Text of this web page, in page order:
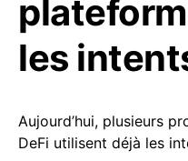
les
Aujourd’hui, plusieurs
DeFi utilisent déjà les